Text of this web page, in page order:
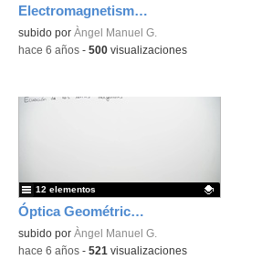
Electromagnetismo 1
Contenido educativo.
subido por Àngel Manuel G.
-hace 6 años - 500 visualizaciones
Óptica Geométrica 3: Lentes delgadas
Contenido educativo.
subido por Àngel Manuel G.
12 elementos
-hace 6 años - 521 visualizaciones